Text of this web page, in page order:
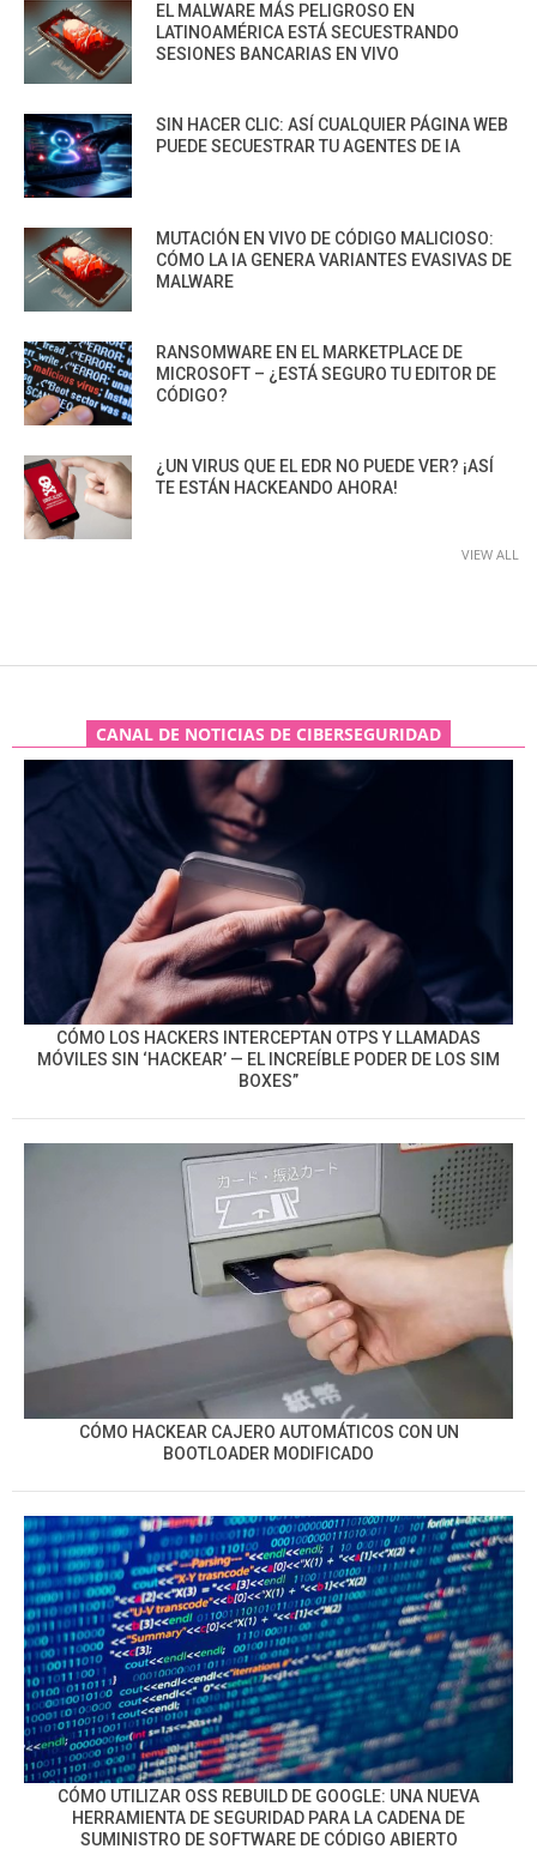
EL MALWARE MÁS PELIGROSO EN
LATINOAMÉRICA ESTÁ SECUESTRANDO
SESIONES BANCARIAS EN VIVO
SIN HACER CLIC: ASÍ CUALQUIER PÁGINA WEB
PUEDE SECUESTRAR TU AGENTES DE IA
MUTACIÓN EN VIVO DE CÓDIGO MALICIOSO:
CÓMO LA IA GENERA VARIANTES EVASIVAS DE
MALWARE
RANSOMWARE EN EL MARKETPLACE DE
MICROSOFT – ¿ESTÁ SEGURO TU EDITOR DE
CÓDIGO?
¿UN VIRUS QUE EL EDR NO PUEDE VER? ¡ASÍ
TE ESTÁN HACKEANDO AHORA!
VIEW ALL
CANAL DE NOTICIAS DE CIBERSEGURIDAD
CÓMO LOS HACKERS INTERCEPTAN OTPS Y LLAMADAS
MÓVILES SIN ‘HACKEAR’ — EL INCREÍBLE PODER DE LOS SIM
BOXES”
CÓMO HACKEAR CAJERO AUTOMÁTICOS CON UN
BOOTLOADER MODIFICADO
CÓMO UTILIZAR OSS REBUILD DE GOOGLE: UNA NUEVA
HERRAMIENTA DE SEGURIDAD PARA LA CADENA DE
SUMINISTRO DE SOFTWARE DE CÓDIGO ABIERTO